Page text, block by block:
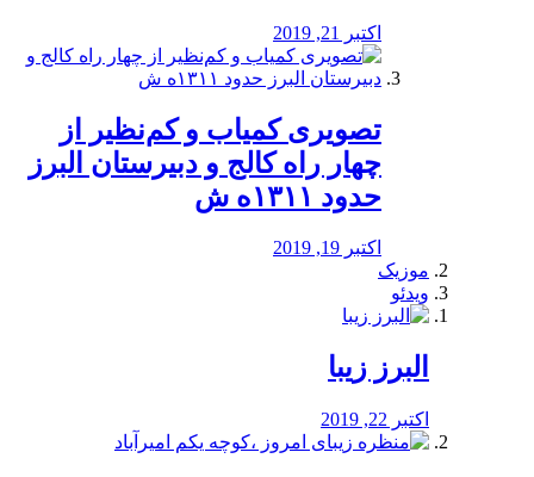
اکتبر 21, 2019
️تصویری کمیاب و کم‌نظیر از
چهار راه كالج و دبيرستان البرز
حدود ۱۳۱۱ه ش
اکتبر 19, 2019
موزیک
ویدئو
البرز زیبا
اکتبر 22, 2019